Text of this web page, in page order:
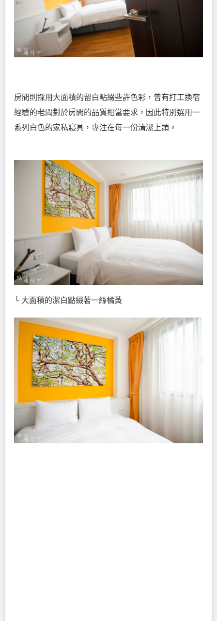
房間則採用大面積的留白點綴些許色彩，曾有打工換宿
經驗的老闆對於房間的品質相當要求，因此特別選用一
系列白色的家私寢具，專注在每一份清潔上頭。
└ 大面積的潔白點綴著一絲橘黃